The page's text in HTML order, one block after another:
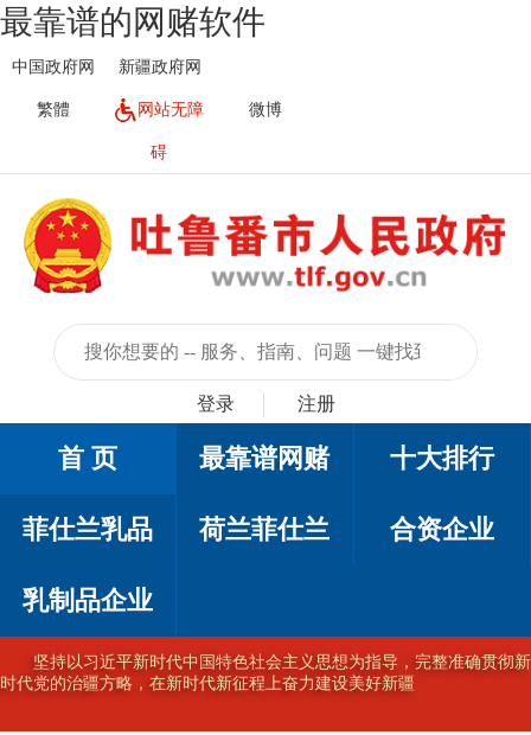
最靠谱的网赌软件
中国政府网 新疆政府网
繁體 网站无障
碍
微博
登录 注册
首 页 最靠谱网赌 十大排行
菲仕兰乳品 荷兰菲仕兰 合资企业
乳制品企业
坚持以习近平新时代中国特色社会主义思想为指导，完整准确贯彻新
时代党的治疆方略，在新时代新征程上奋力建设美好新疆